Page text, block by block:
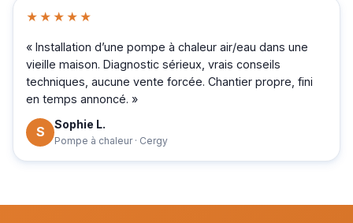
★★★★★
« Installation d’une pompe à chaleur air/eau dans une
vieille maison. Diagnostic sérieux, vrais conseils
techniques, aucune vente forcée. Chantier propre, fini
en temps annoncé. »
S Sophie L.
Pompe à chaleur · Cergy